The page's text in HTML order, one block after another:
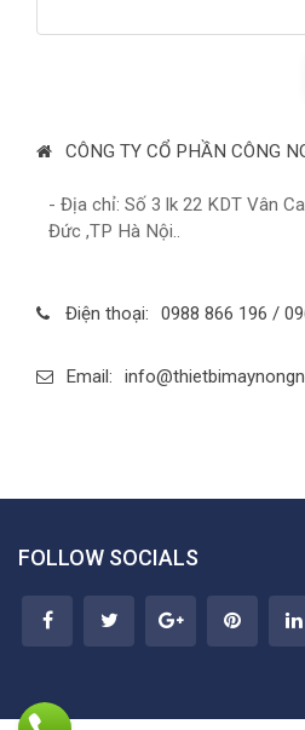
CÔNG TY CỔ PHẦN CÔNG
- Địa chỉ: Số 3 lk 22 KDT Vân
Đức ,TP Hà Nội..
Điện thoại: 0988 866 196 /
Email:
FOLLOW SOCIALS